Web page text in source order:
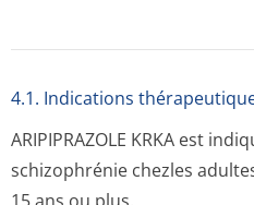
4.1. Indications
ARIPIPRAZOLE KRKA est
schizophrénie chezles